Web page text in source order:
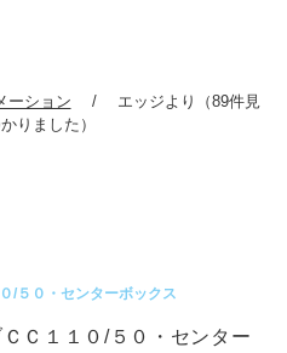
ーション
エッジより（89件見
りました）
/５０・センターボックス
Ｃ１１０/５０・センター